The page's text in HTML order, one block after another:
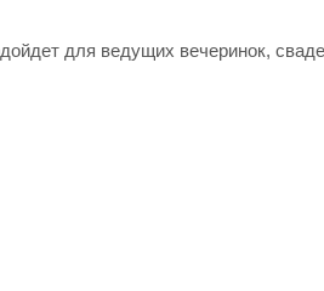
для ведущих вечеринок,